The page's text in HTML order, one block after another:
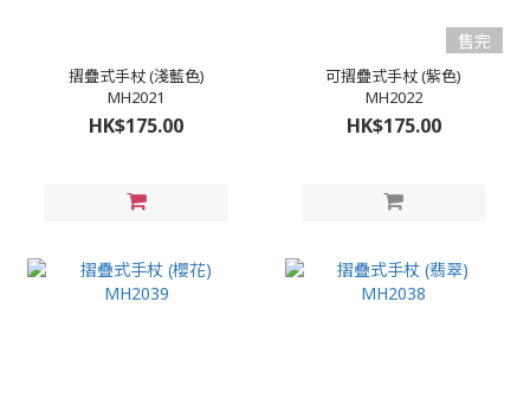
摺疊式手杖 (淺藍色)
MH2021
HK$175.00
售完
可摺疊式手杖 (紫色)
MH2022
HK$175.00